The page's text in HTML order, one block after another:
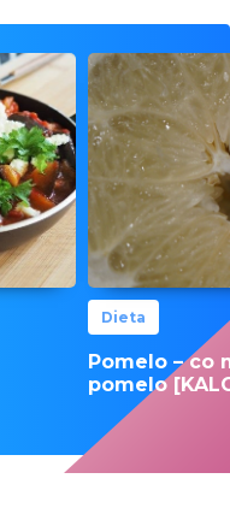
Dieta
Pomelo – co
pomelo